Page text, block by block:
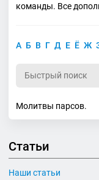
команды. Все
А Б В Г Д Е Ё Ж
Молитвы парсов.
Статьи
Наши статьи